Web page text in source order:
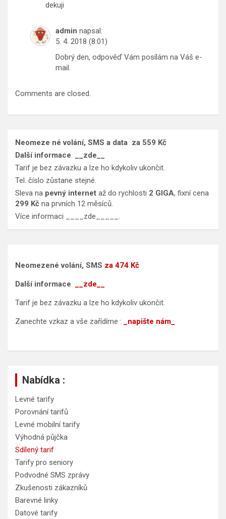
dekuji
admin napsal:
5. 4. 2018 (8:01)
Dobrý den, odpověď Vám posílám na Váš e-
mail.
Comments are closed.
Neomeze né volání, SMS a data za 559 Kč
Další informace
__zde__
Tarif je bez závazku a lze ho kdykoliv ukončit.
Tel. číslo zůstane stejné.
Sleva na pevný internet až do rychlosti 2 GIGA, fixní cena
299 Kč na prvních 12 měsíců.
Více informaci
____zde_____ .
Neomezené volání, SMS za 474 Kč
Další informace __zde__
Tarif je bez závazku a lze ho kdykoliv ukončit.
Zanechte vzkaz a vše zařídíme : _napište nám_
Nabídka :
Levné tarify
Porovnání tarifů
Levné mobilní tarify
Výhodná půjčka
Sdílený tarif
Tarify pro seniory
Podvodné SMS zprávy
Zkušenosti zákazníků
Barevné linky
Datové tarify